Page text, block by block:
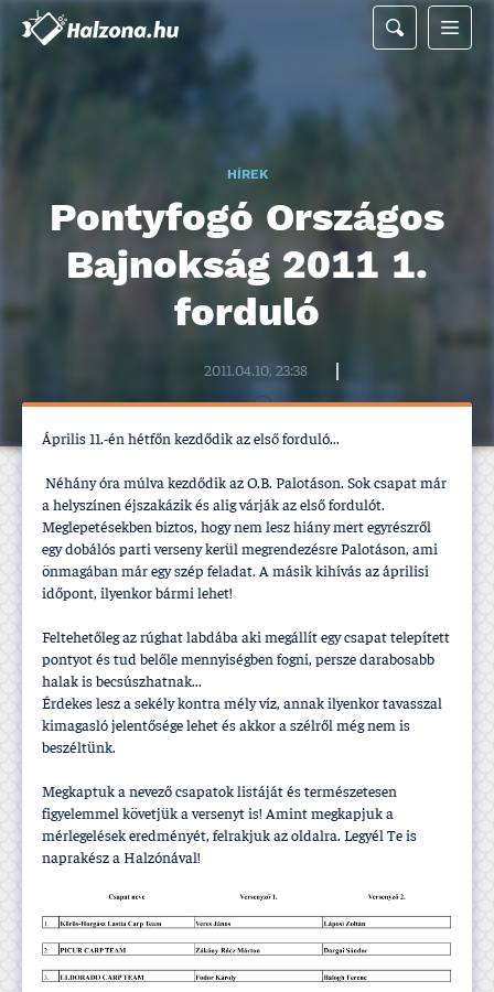
HÍREK
Pontyfogó Országos
Bajnokság 2011 1.
forduló
2011.04.10, 23:38
Április 11.-én hétfőn kezdődik az első forduló...
Néhány óra múlva kezdődik az O.B. Palotáson. Sok csapat már
a helyszí­nen éjszakázik és alig várják az első fordulót.
Meglepetésekben biztos, hogy nem lesz hiány mert egyrészről
egy dobálós parti verseny kerül megrendezésre Palotáson, ami
önmagában már egy szép feladat. A másik kihí­vás az áprilisi
időpont, ilyenkor bármi lehet!
Feltehetőleg az rúghat labdába aki megállí­t egy csapat telepí­tett
pontyot és tud belőle mennyiségben fogni, persze darabosabb
halak is becsúszhatnak...
Érdekes lesz a sekély kontra mély ví­z, annak ilyenkor tavasszal
kimagasló jelentősége lehet és akkor a szélről még nem is
beszéltünk.
Megkaptuk a nevező csapatok listáját és természetesen
figyelemmel követjük a versenyt is! Amint megkapjuk a
mérlegelések eredményét, felrakjuk az oldalra. Legyél Te is
naprakész a Halzónával!